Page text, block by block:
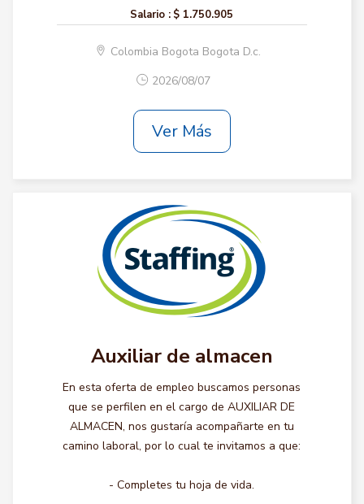
Salario : $ 1.750.905
Colombia Bogota Bogota D.c.
2026/08/07
Ver Más
Auxiliar de almacen
En esta oferta de empleo buscamos personas
que se perfilen en el cargo de AUXILIAR DE
ALMACEN, nos gustaría acompañarte en tu
camino laboral, por lo cual te invitamos a que:
- Completes tu hoja de vida.